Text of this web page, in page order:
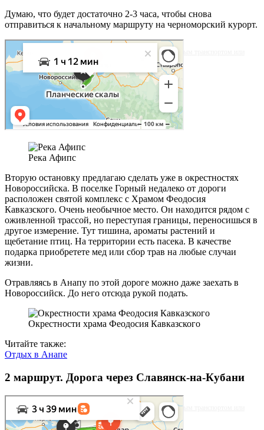
Думаю, что будет достаточно 2-3 часа, чтобы снова
отправиться к начальному маршруту на черноморский курорт.
Яндекс.Карты
Яблочная улица, 29: как доехать на автомобиле, общественным транспортом или
пешком – Яндекс.Карты
Река Афипс
Вторую остановку предлагаю сделать уже в окрестностях
Новороссийска. В поселке Горный недалеко от дороги
расположен святой комплекс с Храмом Феодосия
Кавказского. Очень необычное место. Он находится рядом с
оживленной трассой, но переступая границы, переносишься в
другое измерение. Тут тишина, ароматы растений и
щебетание птиц. На территории есть пасека. В качестве
подарка приобретете мед или сбор трав на любые случаи
жизни.
Отравляясь в Анапу по этой дороге можно даже заехать в
Новороссийск. До него отсюда рукой подать.
Окрестности храма Феодосия Кавказского
Читайте также:
Отдых в Анапе
2 маршрут. Дорога через Славянск-на-Кубани
Яндекс.Карты
Яблочная улица, 29: как доехать на автомобиле, общественным транспортом или
пешком – Яндекс.Карты